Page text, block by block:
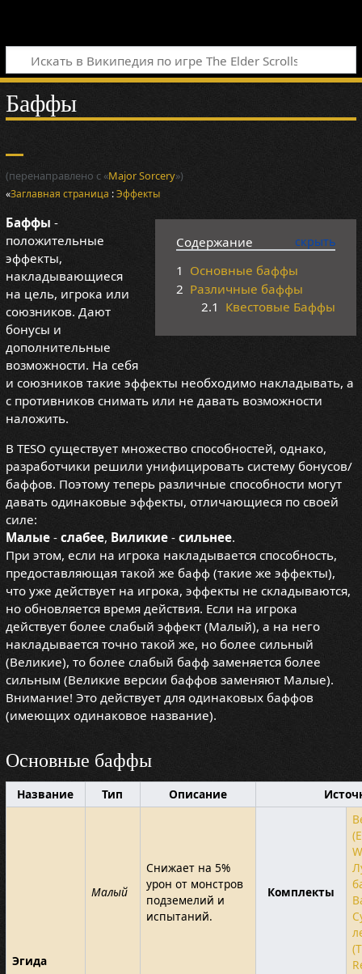
Баффы
(перенаправлено с «Major Sorcery»)
«Заглавная страница :Эффекты
Содержание
1 Основные баффы
2 Различные баффы
2.1 Квестовые Баффы
Баффы -
положительные
эффекты,
накладывающиеся
на цель, игрока или
союзников. Дают
бонусы и
дополнительные
возможности. На себя
и союзников такие эффекты необходимо накладывать, а
с противников снимать или не давать возможности
наложить.
В TESO существует множество способностей, однако,
разработчики решили унифицировать систему бонусов/
баффов. Поэтому теперь различные способности могут
давать одинаковые эффекты, отличающиеся по своей
силе:
Малые- слабее, Виликие- сильнее.
При этом, если на игрока накладывается способность,
предоставляющая такой же бафф (такие же эффекты),
что уже действует на игрока, эффекты не складываются,
но обновляется время действия. Если на игрока
действует более слабый эффект (Малый), а на него
накладывается точно такой же, но более сильный
(Великие), то более слабый бафф заменяется более
сильным (Великие версии баффов заменяют Малые).
Внимание! Это действует для одинаковых баффов
(имеющих одинаковое название).
Основные баффы
Название Тип Описание
Эгида
Малый
Снижает на 5%
урон от монстров
подземелий и
испытаний.
Комплекты